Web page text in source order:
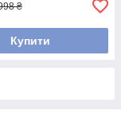
₴
Купити